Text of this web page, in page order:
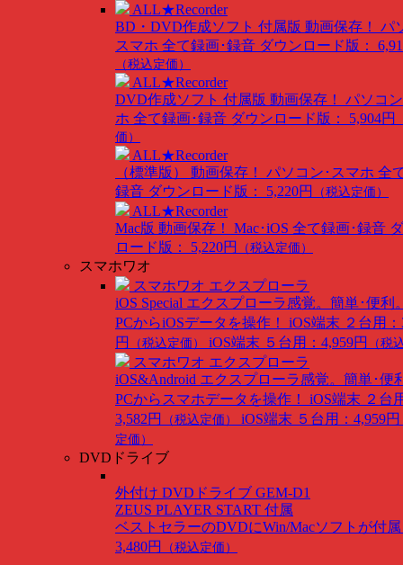
ALL★Recorder
BD・DVD作成ソフト 付属版 動画保存！ パ
スマホ 全て録画･録音 ダウンロード版：
（税込定価）
ALL★Recorder
DVD作成ソフト 付属版 動画保存！ パソコ
ホ 全て録画･録音 ダウンロード版： 5,904円
価）
ALL★Recorder
（標準版） 動画保存！ パソコン･スマホ 全
録音 ダウンロード版： 5,220円 （税込定価）
ALL★Recorder
Mac版 動画保存！ Mac･iOS 全て録画･録音
ロード版： 5,220円
（税込定価）
スマホワオ
スマホワオ エクスプローラ
iOS Special エクスプローラ感覚。簡単･便利
PCからiOSデータを操作！ iOS端末 ２台用：
円
（税込定価） iOS端末 ５台用：4,959円 （税
スマホワオ エクスプローラ
iOS&Android エクスプローラ感覚。簡単･便
PCからスマホデータを操作！ iOS端末 ２台
3,582円
（税込定価） iOS端末 ５台用：4,959円
定価）
DVDドライブ
外付け DVDドライブ GEM-D1
ZEUS PLAYER START 付属
ベストセラーのDVDにWin/Macソフトが付
3,480円
（税込定価）